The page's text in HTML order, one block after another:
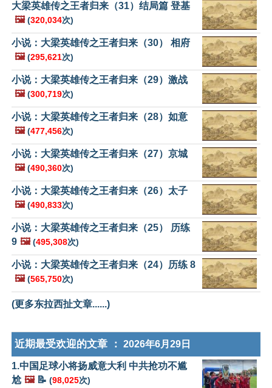
大梁英雄传之王者归来（31）结局篇 登基
🖼️ (320,034次)
小说：大梁英雄传之王者归来（30） 相府
🖼️ (295,621次)
小说：大梁英雄传之王者归来（29）激战
🖼️ (300,719次)
小说：大梁英雄传之王者归来（28）如意
🖼️ (477,456次)
小说：大梁英雄传之王者归来（27）京城
🖼️ (490,360次)
小说：大梁英雄传之王者归来（26）太子
🖼️ (490,833次)
小说：大梁英雄传之王者归来（25） 历练
9 🖼️ (495,308次)
小说：大梁英雄传之王者归来（24）历练 8
🖼️ (565,750次)
(更多东拉西扯文章......)
近期最受欢迎的文章 ： 2026年6月29日
1.中国足球小将扬威意大利 中共抢功不尴
尬 🖼️📝 (98,025次)